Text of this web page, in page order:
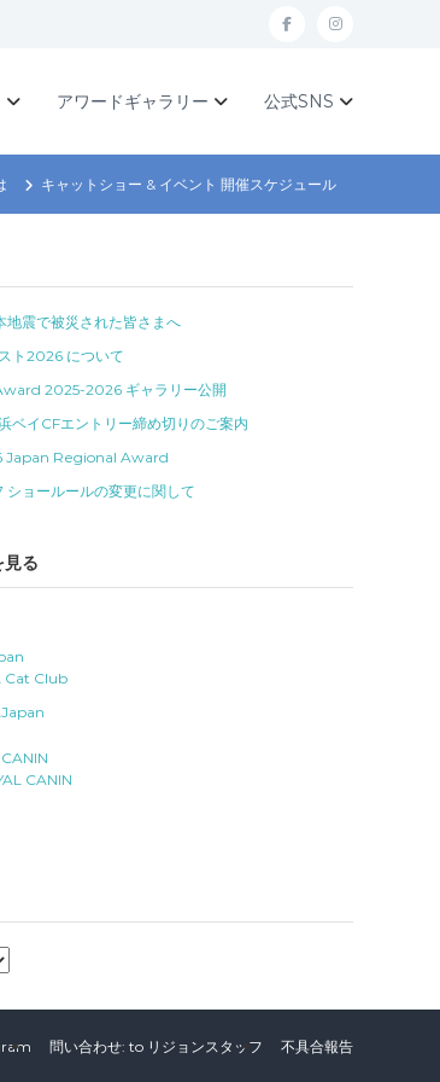
f
c
I
s
アワードギャラリー 公式SNS
キャットショー & イベント 開催スケジュール
震で被災された皆さまへ
ト2026 について
2025-2026 ギャラリー公開
ベイCFエントリー締め切りのご案内
Regional Award
ョールールの変更に関して
見る
Cat Club
CANIN
問い合わせ: to リジョンスタッフ 不具合報告